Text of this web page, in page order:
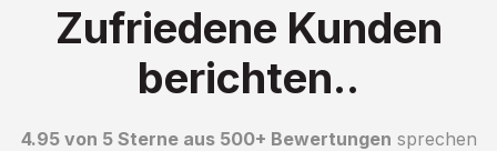
Zufriedene Kunden
berichten..
4.95 von 5 Sterne aus 500+ Bewertungen sprechen